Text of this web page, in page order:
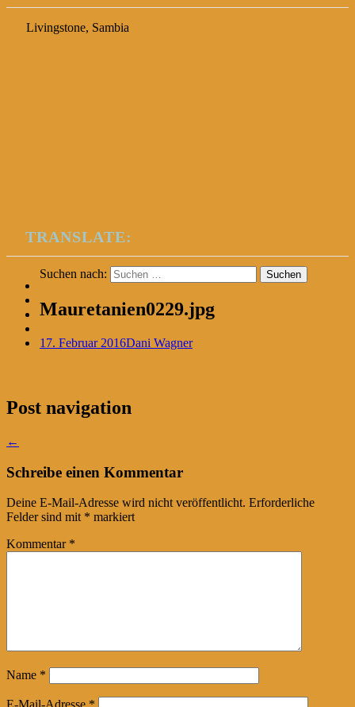
Livingstone, Sambia
TRANSLATE:
Suchen nach:
Mauretanien0229.jpg
17. Februar 2016Dani Wagner
Post navigation
←
Schreibe einen Kommentar
Deine E-Mail-Adresse wird nicht veröffentlicht. Erforderliche
Felder sind mit * markiert
Kommentar *
Name *